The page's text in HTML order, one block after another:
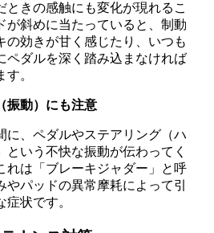
ときの感触にも変化が現れるこ
が斜めに当たっていると、制動
の効きが甘く感じたり、いつも
ペダルを深く踏み込まなければ
。
振動）にも注意
に、ペダルやステアリング（ハ
という不快な振動が伝わってく
れは「ブレーキジャダー」と呼
パッドの異常摩耗によって引
状です。